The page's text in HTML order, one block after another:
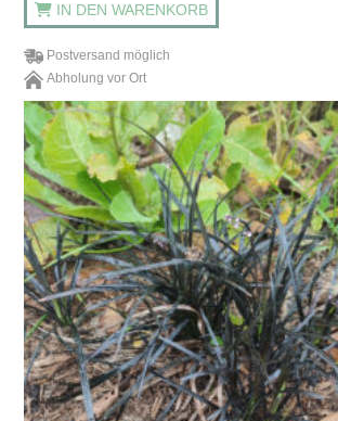
IN DEN WARENKORB
Postversand möglich
Abholung vor Ort